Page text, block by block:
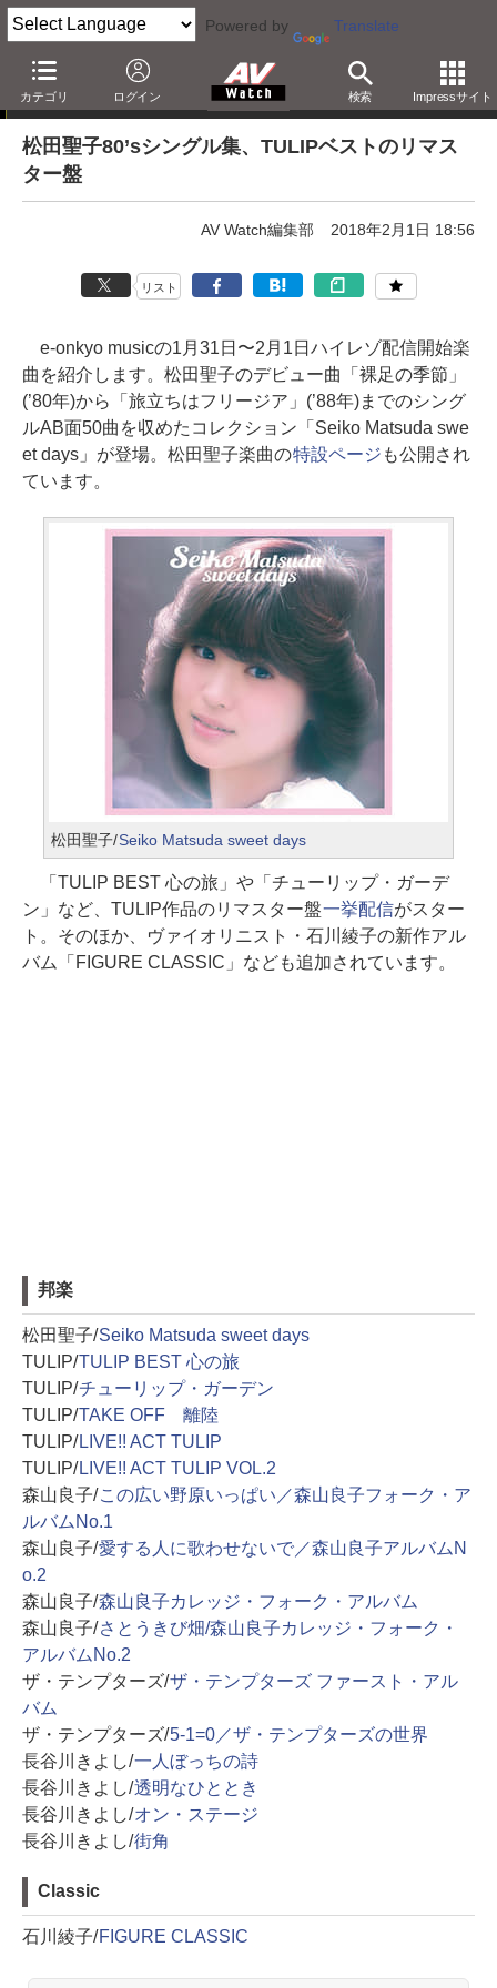
Powered by Translate
カテゴリ ログイン 検索 Impressサイト
e-onkyo musicハイレゾ配信情報
松田聖子80’sシングル集、TULIPベストのリマス
ター盤
AV Watch編集部 2018年2月1日 18:56
リスト
e-onkyo musicの1月31日〜2月1日ハイレゾ配信開始楽
曲を紹介します。松田聖子のデビュー曲「裸足の季節」
(’80年)から「旅立ちはフリージア」(’88年)までのシング
ルAB面50曲を収めたコレクション「Seiko Matsuda swe
et days」が登場。松田聖子楽曲の特設ページ も公開され
ています。
松田聖子/Seiko Matsuda sweet days
「TULIP BEST 心の旅」や「チューリップ・ガーデ
ン」など、TULIP作品のリマスター盤一挙配信がスター
ト。そのほか、ヴァイオリニスト・石川綾子の新作アル
バム「FIGURE CLASSIC」なども追加されています。
邦楽
松田聖子/Seiko Matsuda sweet days
TULIP/TULIP BEST 心の旅
TULIP/チューリップ・ガーデン
TULIP/TAKE OFF 離陸
TULIP/LIVE!! ACT TULIP
TULIP/LIVE!! ACT TULIP VOL.2
森山良子/この広い野原いっぱい／森山良子フォーク・ア
ルバムNo.1
森山良子/愛する人に歌わせないで／森山良子アルバムN
o.2
森山良子/森山良子カレッジ・フォーク・アルバム
森山良子/さとうきび畑/森山良子カレッジ・フォーク・
アルバムNo.2
ザ・テンプターズ/ザ・テンプターズ ファースト・アル
バム
ザ・テンプターズ/5-1=0／ザ・テンプターズの世界
長谷川きよし/一人ぼっちの詩
長谷川きよし/透明なひととき
長谷川きよし/オン・ステージ
長谷川きよし/街角
Classic
石川綾子/FIGURE CLASSIC